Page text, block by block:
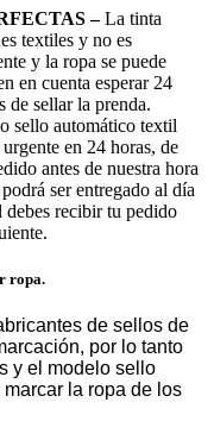
–La tinta
textiles y no es
y la ropa se puede
en cuenta esperar 24
de sellar la prenda.
sello automático textil
en 24 horas, de
antes de nuestra hora
ser entregado al día
recibir tu pedido
ropa.
de sellos de
por lo tanto
y el modelo sello
la ropa de los